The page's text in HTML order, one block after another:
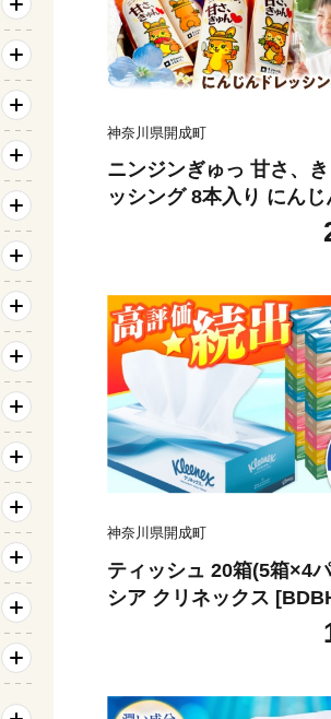
1]
神奈川県開成町
ニンジンぎゅっ 甘さ、
ッシング 8本入り にんじ
ング 【文命農業】 開成
神奈川県開成町
ティッシュ 20箱(5箱×4
シア クリネックス
用品 ティッシュペーパ
ュ ティシュー BOXティ
ーペーパー ボックステ